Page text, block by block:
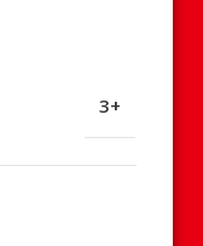
3+